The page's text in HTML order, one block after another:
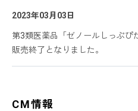
2023年03月03日
第3類医薬品「ゼノールしっぷぴ
販売終了となりました。
CM情報